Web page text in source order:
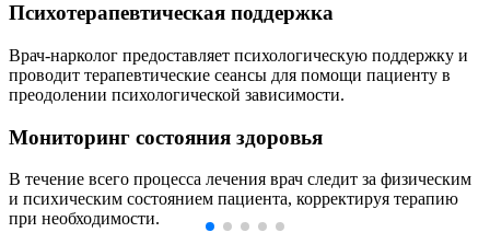
Психотерапевтическая поддержка
Врач-нарколог предоставляет психологическую поддержку и
проводит терапевтические сеансы для помощи пациенту в
преодолении психологической зависимости.
Мониторинг состояния здоровья
В течение всего процесса лечения врач следит за физическим
и психическим состоянием пациента, корректируя терапию
при необходимости.